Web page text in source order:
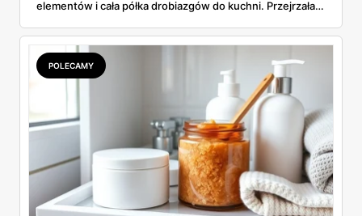
elementów i cała półka drobiazgów do kuchni. Przejrzałam
się przy półce z samego rana.
POLECAMY